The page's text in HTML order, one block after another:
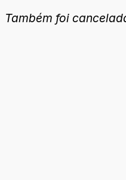
Também foi